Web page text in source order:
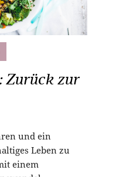
Zurück zur
und ein
Leben zu
einem